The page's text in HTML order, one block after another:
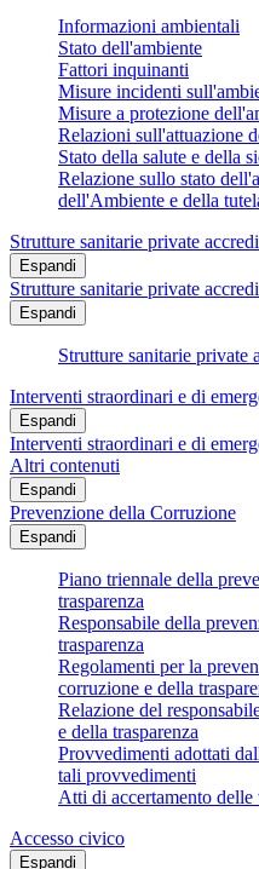
Informazioni ambientali
Stato dell'ambiente
Fattori inquinanti
Misure incidenti
Misure a protezione
Relazioni sull'attuazione
Stato della salute e della
Relazione sullo stato
dell'Ambiente e della
Strutture sanitarie private
Espandi
Strutture sanitarie private
Espandi
Strutture sanitarie private
Interventi straordinari e di
Espandi
Interventi straordinari e di
Altri contenuti
Espandi
Prevenzione della Corruzione
Espandi
Piano triennale della
trasparenza
Responsabile della
trasparenza
Regolamenti per la
corruzione e della
Relazione del
e della trasparenza
Provvedimenti adottati
tali provvedimenti
Atti di accertamento
Accesso civico
Espandi